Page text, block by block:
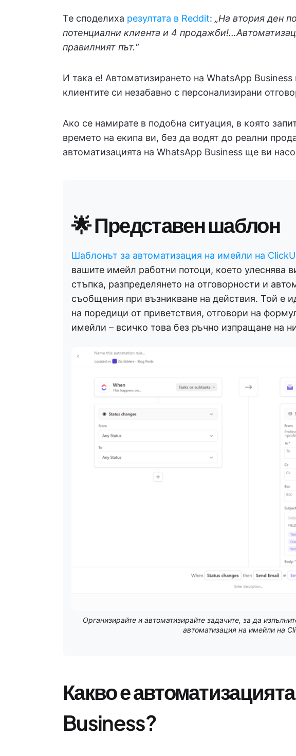
Те споделиха резултата в Reddit: „На втория ден
потенциални клиента и 4
правилният път.“
И така е! Автоматизирането на WhatsApp Business
клиентите си незабавно с персонализирани
Ако се намирате в подобна ситуация, в която
времето на екипа ви, без да водят до реални
автоматизацията на WhatsApp Business ще ви
🌟 Представен шаблон
Шаблонът за автоматизация на имейли на
вашите имейл работни потоци, което улеснява
стъпка, разпределянето на отговорности и
съобщения при възникване на действия. Той е
на поредици от приветствия, отговори на
имейли – всичко това без ръчно изпращане на
Организирайте и автоматизирайте задачите, за да
автоматизация на имейли на
Какво е
Business?